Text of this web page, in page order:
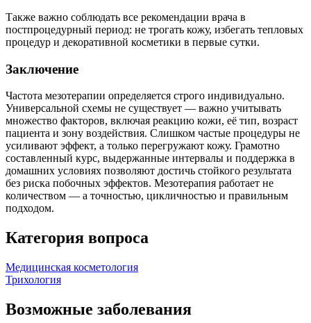
Также важно соблюдать все рекомендации врача в
постпроцедурный период: не трогать кожу, избегать тепловых
процедур и декоративной косметики в первые сутки.
Заключение
Частота мезотерапии определяется строго индивидуально.
Универсальной схемы не существует — важно учитывать
множество факторов, включая реакцию кожи, её тип, возраст
пациента и зону воздействия. Слишком частые процедуры не
усиливают эффект, а только перегружают кожу. Грамотно
составленный курс, выдержанные интервалы и поддержка в
домашних условиях позволяют достичь стойкого результата
без риска побочных эффектов. Мезотерапия работает не
количеством — а точностью, цикличностью и правильным
подходом.
Категория вопроса
Медицинская косметология
Трихология
Возможные заболевания